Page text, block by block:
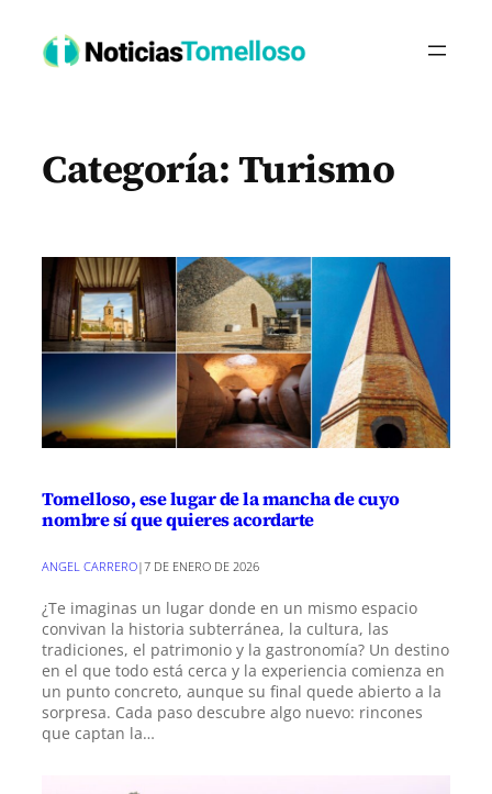
contenido
Categoría:Turismo
Tomelloso, ese lugar de la mancha de cuyo
nombre sí que quieres acordarte
ANGEL CARRERO|7 DE ENERO DE 2026
¿Te imaginas un lugar donde en un mismo espacio
convivan la historia subterránea, la cultura, las
tradiciones, el patrimonio y la gastronomía? Un destino
en el que todo está cerca y la experiencia comienza en
un punto concreto, aunque su final quede abierto a la
sorpresa. Cada paso descubre algo nuevo: rincones
que captan la…